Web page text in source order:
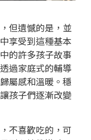
但遺憾的是，並
享受到這種基本
的許多孩子故事
過家庭式的輔導
屬感和溫暖。穩
孩子們逐漸改變
不喜歡吃的，可